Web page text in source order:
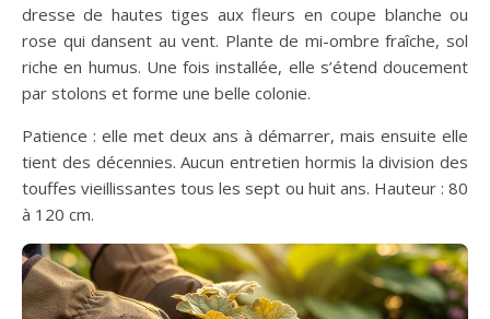
dresse de hautes tiges aux fleurs en coupe blanche ou
rose qui dansent au vent. Plante de mi-ombre fraîche, sol
riche en humus. Une fois installée, elle s’étend doucement
par stolons et forme une belle colonie.
Patience : elle met deux ans à démarrer, mais ensuite elle
tient des décennies. Aucun entretien hormis la division des
touffes vieillissantes tous les sept ou huit ans. Hauteur : 80
à 120 cm.